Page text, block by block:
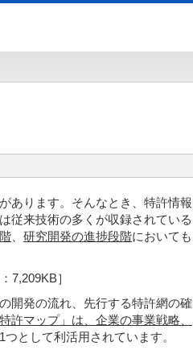
あります。そんなとき、特許情報
従来技術の多くが収録されている
研究開発の進捗段階においても
7,209KB］
開発の流れ、先行する特許網の確
特許マップ」は、企業の事業戦略、
つとして利活用されています。